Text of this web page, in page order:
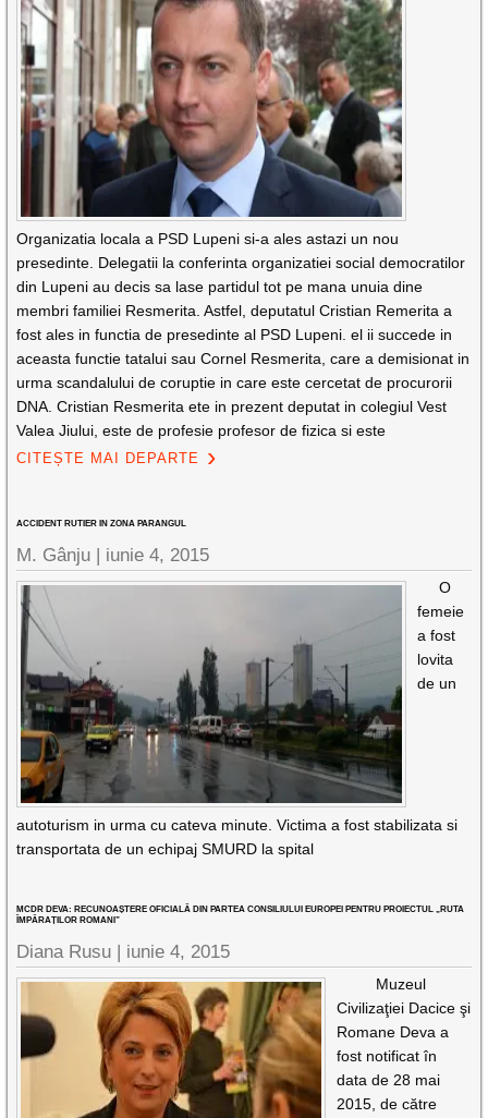
Organizatia locala a PSD Lupeni si-a ales astazi un nou
presedinte. Delegatii la conferinta organizatiei social democratilor
din Lupeni au decis sa lase partidul tot pe mana unuia dine
membri familiei Resmerita. Astfel, deputatul Cristian Remerita a
fost ales in functia de presedinte al PSD Lupeni. el ii succede in
aceasta functie tatalui sau Cornel Resmerita, care a demisionat in
urma scandalului de coruptie in care este cercetat de procurorii
DNA. Cristian Resmerita ete in prezent deputat in colegiul Vest
Valea Jiului, este de profesie profesor de fizica si este
CITEȘTE MAI DEPARTE
ACCIDENT RUTIER IN ZONA PARANGUL
M. Gânju | iunie 4, 2015
O
femeie
a fost
lovita
de un
autoturism in urma cu cateva minute. Victima a fost stabilizata si
transportata de un echipaj SMURD la spital
MCDR DEVA: RECUNOAȘTERE OFICIALĂ DIN PARTEA CONSILIULUI EUROPEI PENTRU PROIECTUL „RUTA
ÎMPĂRAȚILOR ROMANI”
Diana Rusu | iunie 4, 2015
Muzeul
Civilizaţiei Dacice şi
Romane Deva a
fost notificat în
data de 28 mai
2015, de către